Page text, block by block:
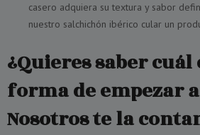
casero adquiera su textura y sabor
nuestro salchichón ibérico cular un
¿Quieres saber
forma de empezar
Nosotros te la